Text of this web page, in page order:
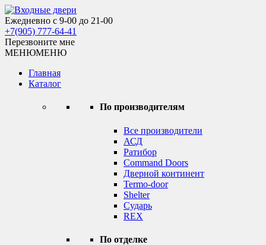
Skip
to
content
Входные двери
Ежедневно с 9-00 до 21-00
+7(905) 777-64-41
Перезвоните мне
МЕНЮМЕНЮ
Главная
Каталог
По производителям
Все производители
АСД
Ратибор
Command Doors
Дверной континент
Termo-door
Shelter
Сударь
REX
По отделке